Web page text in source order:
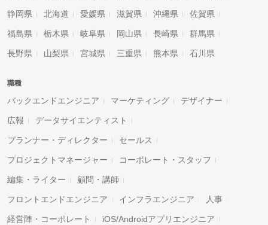
静岡県 北海道 愛媛県 滋賀県 沖縄県 佐賀県
福島県 栃木県 岐阜県 岡山県 長崎県 群馬県
長野県 山梨県 宮城県 三重県 熊本県 石川県
職種
バックエンドエンジニア マーケティング デザイナー
広報 データサイエンティスト
プランナー・ディレクター セールス
プロジェクトマネージャー コーポレート・スタッフ
編集・ライター 顧問・講師
フロントエンドエンジニア インフラエンジニア 人事
経営陣・コーポレート iOS/Androidアプリエンジニア